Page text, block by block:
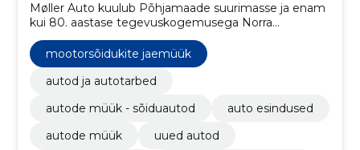
Møller Auto kuulub Põhjamaade suurimasse ja enam
kui 80. aastase tegevuskogemusega Norra
automüügi pereettevõttesse Møller Mobility Group.
mootorsõidukite jaemüük
autod ja autotarbed
autode müük - sõiduautod
auto esindused
autode müük
uued autod